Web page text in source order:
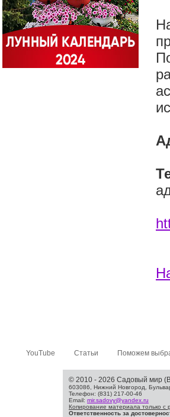
YouTube Статьи Поможем
© 2010 - 2026 Садовый мир
603086, Нижний Новгород,
Телефон: (831) 217-00-46
Email: mir.sadovy@yandex.ru
Копирование материала только с
Ответственность за